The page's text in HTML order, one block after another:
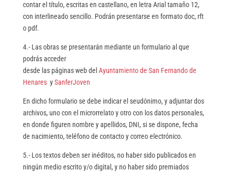
contar el título, escritas en castellano, en letra Arial tamaño 12,
con interlineado sencillo. Podrán presentarse en formato doc, rft
o pdf.
4.- Las obras se presentarán mediante un formulario al que
podrás acceder
desde las páginas web del Ayuntamiento de San Fernando de
HenaresySanferJoven
En dicho formulario se debe indicar el seudónimo, y adjuntar dos
archivos, uno con el microrrelato y otro con los datos personales,
en donde figuren nombre y apellidos, DNI, si se dispone, fecha
de nacimiento, teléfono de contacto y correo electrónico.
5.- Los textos deben ser inéditos, no haber sido publicados en
ningún medio escrito y/o digital, y no haber sido premiados